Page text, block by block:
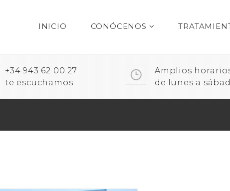
INICIO CONÓCENOS
+34 943 62 00 27
te escuchamos
Amplios
de lunes a